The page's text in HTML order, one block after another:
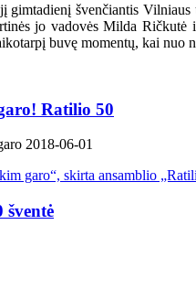
gimtadienį švenčiantis
jo vadovės Milda Ričkutė
buvę momentų, kai nuo
Ratilio 50
garo“, skirta ansamblio
šventė